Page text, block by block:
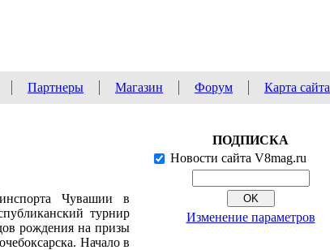
Партнеры Магазин Форум Карта сайта
Чувашии в
турнир
рождения на призы
Начало в
ПОДПИСКА
Новости сайта V8mag.ru
Изменение параметров